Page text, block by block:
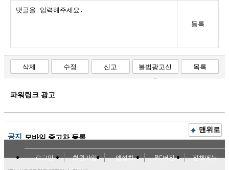
등록
삭제 수정 신고
불법광고신
고
목록
파워링크 광고
공지 모바일 중고차 등록
맨위로
로그인 회원가입 앱설치 PC버전 전체메뉴